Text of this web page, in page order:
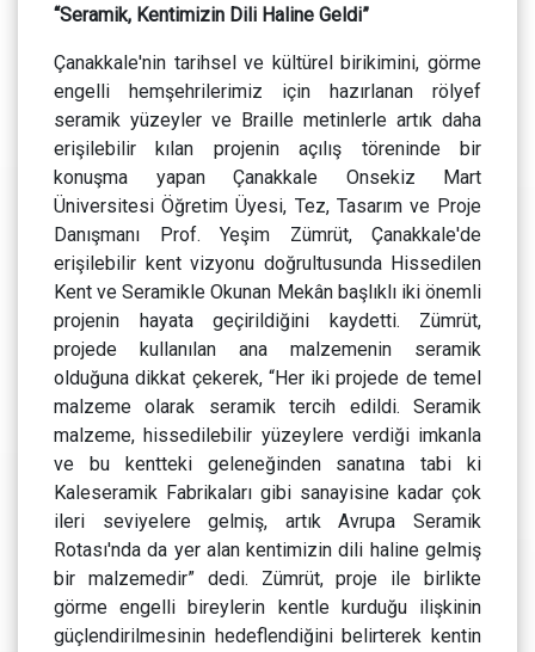
“Seramik, Kentimizin Dili Haline Geldi”
Çanakkale'nin tarihsel ve kültürel birikimini, görme
engelli hemşehrilerimiz için hazırlanan rölyef
seramik yüzeyler ve Braille metinlerle artık daha
erişilebilir kılan projenin açılış töreninde bir
konuşma yapan Çanakkale Onsekiz Mart
Üniversitesi Öğretim Üyesi, Tez, Tasarım ve Proje
Danışmanı Prof. Yeşim Zümrüt, Çanakkale'de
erişilebilir kent vizyonu doğrultusunda Hissedilen
Kent ve Seramikle Okunan Mekân başlıklı iki önemli
projenin hayata geçirildiğini kaydetti. Zümrüt,
projede kullanılan ana malzemenin seramik
olduğuna dikkat çekerek, “Her iki projede de temel
malzeme olarak seramik tercih edildi. Seramik
malzeme, hissedilebilir yüzeylere verdiği imkanla
ve bu kentteki geleneğinden sanatına tabi ki
Kaleseramik Fabrikaları gibi sanayisine kadar çok
ileri seviyelere gelmiş, artık Avrupa Seramik
Rotası'nda da yer alan kentimizin dili haline gelmiş
bir malzemedir” dedi. Zümrüt, proje ile birlikte
görme engelli bireylerin kentle kurduğu ilişkinin
güçlendirilmesinin hedeflendiğini belirterek kentin